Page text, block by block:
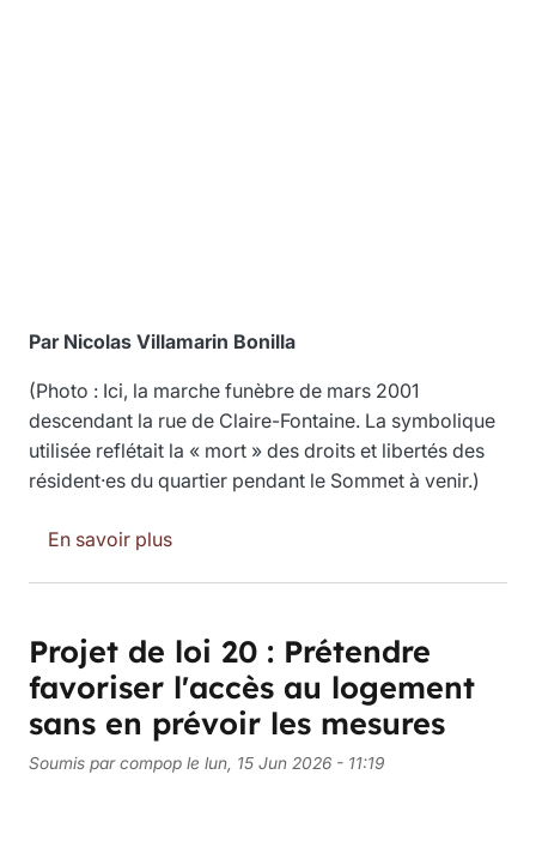
Par Nicolas Villamarin Bonilla
(Photo : Ici, la marche funèbre de mars 2001
descendant la rue de Claire-Fontaine. La symbolique
utilisée reflétait la « mort » des droits et libertés des
résident·es du quartier pendant le Sommet à venir.)
En savoir plussur 25 ans du Sommet des Amériques :
Projet de loi 20 : Prétendre
favoriser l'accès au logement
sans en prévoir les mesures
Soumis parcompop le lun, 15 Jun 2026 - 11:19